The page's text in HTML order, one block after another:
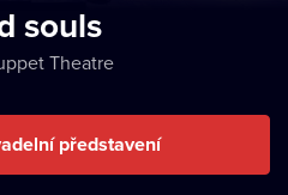
souls
Theatre
představení